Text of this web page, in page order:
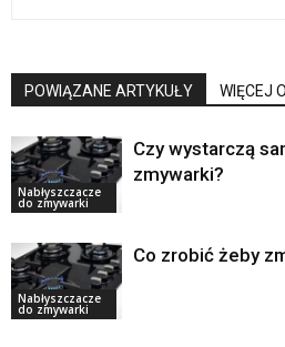
POWIĄZANE ARTYKUŁY WIĘCEJ
Nabłyszczacze
do zmywarki
Czy wystarczą
zmywarki?
Nabłyszczacze
do zmywarki
Co zrobić żeby